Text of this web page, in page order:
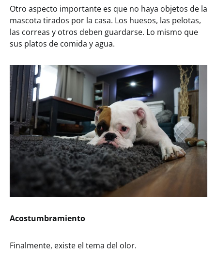
Otro aspecto importante es que no haya objetos de la
mascota tirados por la casa. Los huesos, las pelotas,
las correas y otros deben guardarse. Lo mismo que
sus platos de comida y agua.
Acostumbramiento
Finalmente, existe el tema del olor.